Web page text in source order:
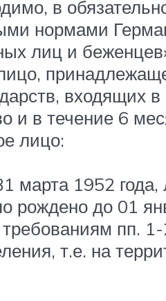
в
нормами
лиц и
входящих
и в течение 6
лицо:
марта 1952
рождено до 01
пп. 1-
т.е. на